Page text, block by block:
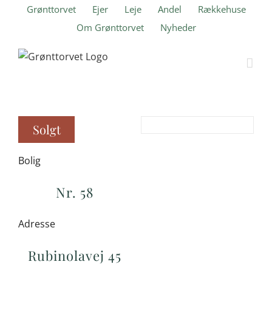
Grønttorvet Ejer Leje Andel
Rækkehuse
Om Grønttorvet
Nyheder
Solgt
Bolig
Nr. 58
Adresse
Rubinolavej 45